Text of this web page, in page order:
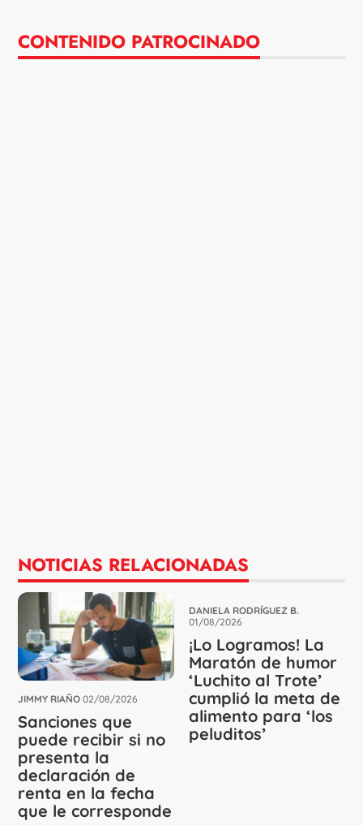
CONTENIDO PATROCINADO
NOTICIAS RELACIONADAS
JIMMY RIAÑO 02/08/2026
Sanciones que
puede recibir si no
presenta la
declaración de
renta en la fecha
que le corresponde
DANIELA RODRÍGUEZ B.
01/08/2026
¡Lo Logramos! La
Maratón de humor
‘Luchito al Trote’
cumplió la meta de
alimento para ‘los
peluditos’